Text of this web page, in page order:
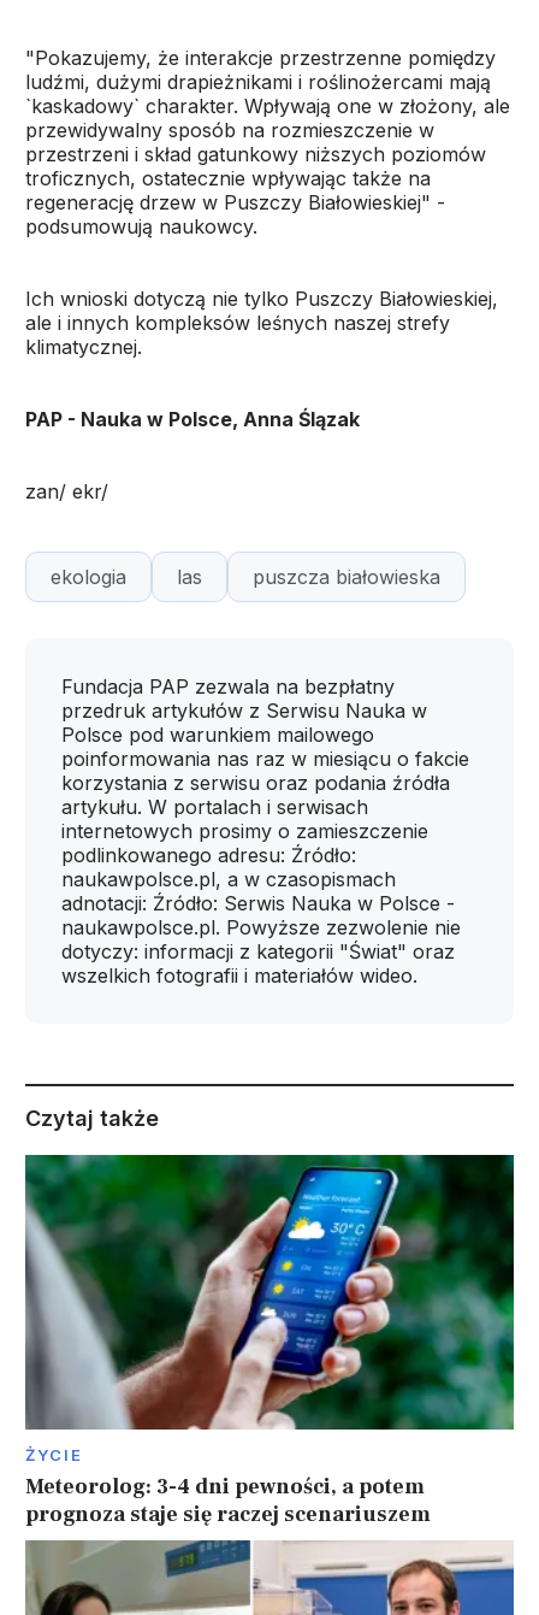
"Pokazujemy, że interakcje przestrzenne pomiędzy
ludźmi, dużymi drapieżnikami i roślinożercami mają
`kaskadowy` charakter. Wpływają one w złożony, ale
przewidywalny sposób na rozmieszczenie w
przestrzeni i skład gatunkowy niższych poziomów
troficznych, ostatecznie wpływając także na
regenerację drzew w Puszczy Białowieskiej" -
podsumowują naukowcy.
Ich wnioski dotyczą nie tylko Puszczy Białowieskiej,
ale i innych kompleksów leśnych naszej strefy
klimatycznej.
PAP - Nauka w Polsce, Anna Ślązak
zan/ ekr/
ekologia las puszcza białowieska
Fundacja PAP zezwala na bezpłatny
przedruk artykułów z Serwisu Nauka w
Polsce pod warunkiem mailowego
poinformowania nas raz w miesiącu o fakcie
korzystania z serwisu oraz podania źródła
artykułu. W portalach i serwisach
internetowych prosimy o zamieszczenie
podlinkowanego adresu: Źródło:
naukawpolsce.pl, a w czasopismach
adnotacji: Źródło: Serwis Nauka w Polsce -
naukawpolsce.pl. Powyższe zezwolenie nie
dotyczy: informacji z kategorii "Świat" oraz
wszelkich fotografii i materiałów wideo.
Czytaj także
ŻYCIE
Meteorolog: 3-4 dni pewności, a potem
prognoza staje się raczej scenariuszem